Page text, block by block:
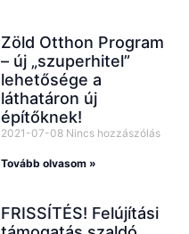
Zöld Otthon Program
– új „szuperhitel”
lehetősége a
láthatáron új
építőknek!
2021-07-08 Nincs hozzászólás
Tovább olvasom »
FRISSÍTÉS! Felújítási